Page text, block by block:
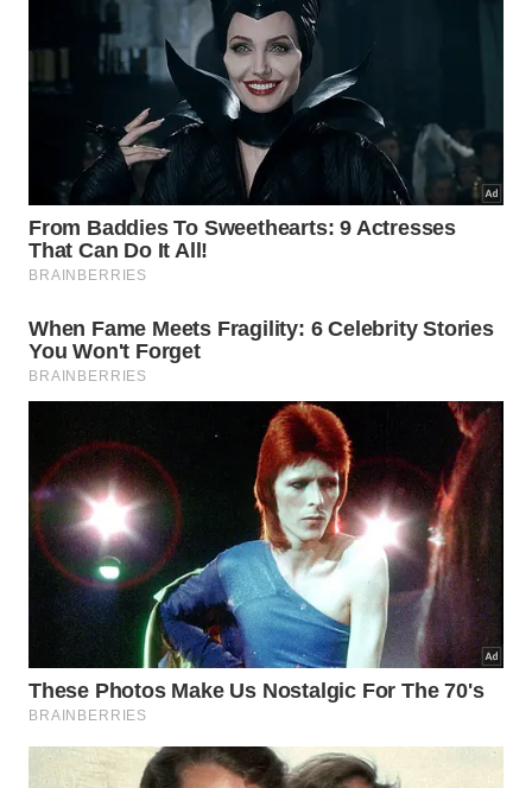
Os principais pontos nutricionais da fruta aparecem
em usos simples do dia a dia:
As fibras ajudam na sensação de saciedade e no
A vitamina C contribui para a proteção
antioxidante da alimentação.
O potássio participa do equilíbrio de líquidos no
O cálcio, o fósforo e o magnésio têm relação
com ossos e metabolismo.
A doçura natural ajuda a reduzir a necessidade
de açúcar em receitas.
Mesmo sendo nutritiva, a fruta-do-conde deve ser
consumida com equilíbrio. A polpa é doce e
concentrada, então porções moderadas fazem mais
sentido, principalmente para quem precisa controlar
a ingestão de açúcares naturais.
Como consumir fruta-do-conde no